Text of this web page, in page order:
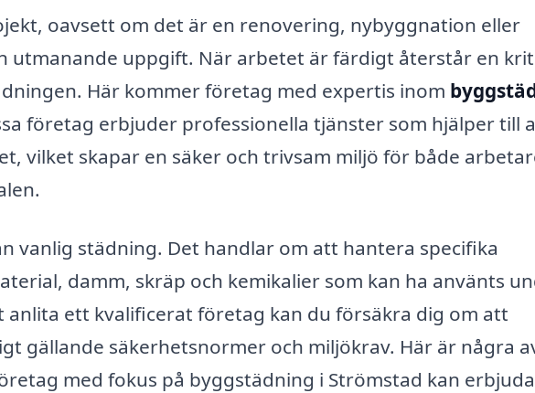
oavsett om det är en renovering, nybyggnation eller
utmanande uppgift. När arbetet är färdigt återstår en
Här kommer företag med expertis inom
företag erbjuder professionella tjänster som hjälper till
vilket skapar en säker och trivsam miljö för både
vanlig städning. Det handlar om att hantera specifika
damm, skräp och kemikalier som kan ha använts
anlita ett kvalificerat företag kan du försäkra dig om att
gällande säkerhetsnormer och miljökrav. Här är några
med fokus på byggstädning i Strömstad kan